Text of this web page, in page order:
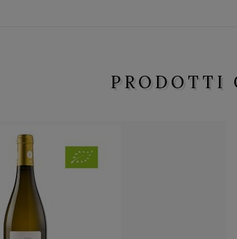
PRODOTTI